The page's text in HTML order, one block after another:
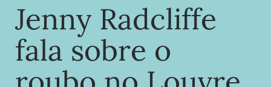
Jenny Radcliffe
fala sobre o